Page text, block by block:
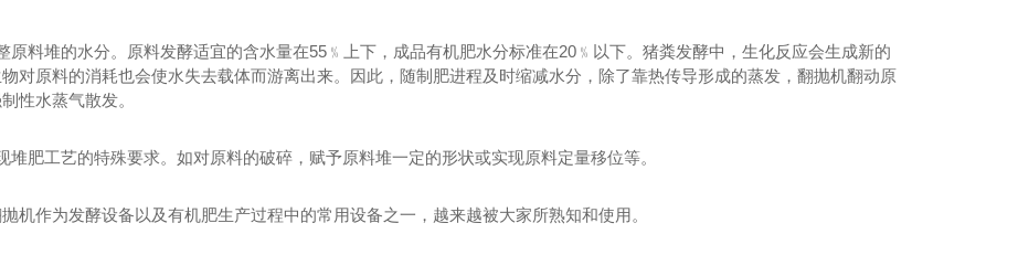
原料堆的水分。原料发酵适宜的含水量在55﹪上下，成品有机肥水分标准在20﹪以下。猪粪发酵中，生化反应会生成新的
对原料的消耗也会使水失去载体而游离出来。因此，随制肥进程及时缩减水分，除了靠热传导形成的蒸发，翻抛机翻动原
性水蒸气散发。
堆肥工艺的特殊要求。如对原料的破碎，赋予原料堆一定的形状或实现原料定量移位等。
机作为发酵设备以及有机肥生产过程中的常用设备之一，越来越被大家所熟知和使用。